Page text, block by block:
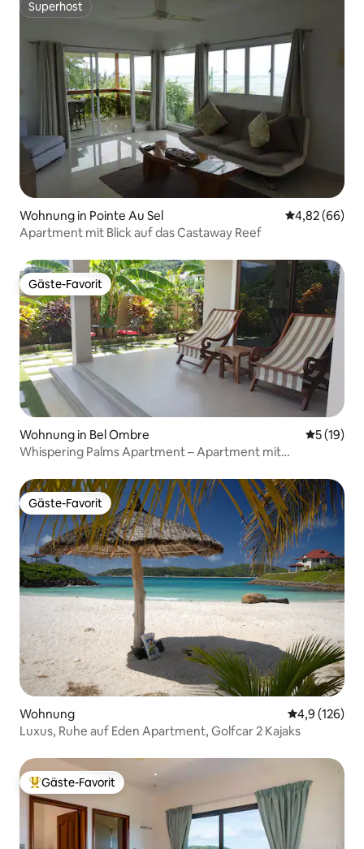
Superhost
Superhost
Wohnung in Pointe Au Sel
4,82 (66)
Apartment mit Blick auf das Castaway Reef
Gäste-Favorit
Gäste-Favorit
Wohnung in Bel Ombre
5 (19)
Whispering Palms Apartment – Apartment mit
Gäste-Favorit
Gäste-Favorit
Wohnung
4,9 (126)
Luxus, Ruhe auf Eden Apartment, Golfcar 2 Kajaks
Beliebter Gäste-Favorit.
Gäste-Favorit